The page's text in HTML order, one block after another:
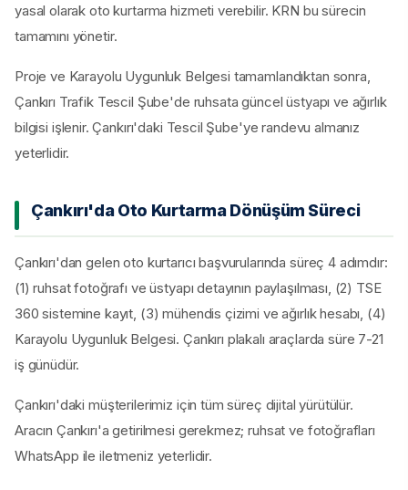
yasal olarak oto kurtarma hizmeti verebilir. KRN bu sürecin
tamamını yönetir.
Proje ve Karayolu Uygunluk Belgesi tamamlandıktan sonra,
Çankırı Trafik Tescil Şube'de ruhsata güncel üstyapı ve ağırlık
bilgisi işlenir. Çankırı'daki Tescil Şube'ye randevu almanız
yeterlidir.
Çankırı'da Oto Kurtarma Dönüşüm Süreci
Çankırı'dan gelen oto kurtarıcı başvurularında süreç 4 adımdır:
(1) ruhsat fotoğrafı ve üstyapı detayının paylaşılması, (2) TSE
360 sistemine kayıt, (3) mühendis çizimi ve ağırlık hesabı, (4)
Karayolu Uygunluk Belgesi. Çankırı plakalı araçlarda süre 7-21
iş günüdür.
Çankırı'daki müşterilerimiz için tüm süreç dijital yürütülür.
Aracın Çankırı'a getirilmesi gerekmez; ruhsat ve fotoğrafları
WhatsApp ile iletmeniz yeterlidir.